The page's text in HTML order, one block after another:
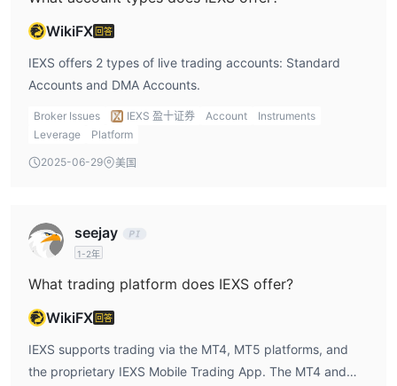
WikiFX 回答
IEXS offers 2 types of live trading accounts: Standard
Accounts and DMA Accounts.
Broker Issues IEXS 盈十证券 Account
Instruments
Leverage
Platform
2025-06-29 美国
seejay
1-2年
What trading platform does IEXS offer?
WikiFX 回答
IEXS supports trading via the MT4, MT5 platforms, and
the proprietary IEXS Mobile Trading App. The MT4 and